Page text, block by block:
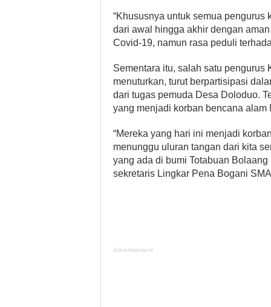
“Khususnya untuk semua
dari awal hingga akhir dengan
Covid-19, namun rasa peduli
Sementara itu, salah satu pengurus
menuturkan, turut berpartisipasi
dari tugas pemuda Desa Doloduo.
yang menjadi korban bencana alam
“Mereka yang hari ini menjadi
menunggu uluran tangan dari kita
yang ada di bumi Totabuan
sekretaris Lingkar Pena Bogani
Advertisement